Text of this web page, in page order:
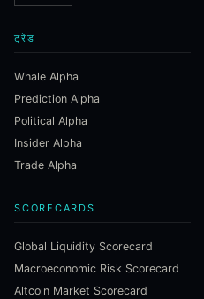
ट्रेड
Whale Alpha
Prediction Alpha
Political Alpha
Insider Alpha
Trade Alpha
SCORECARDS
Global Liquidity Scorecard
Macroeconomic Risk Scorecard
Altcoin Market Scorecard